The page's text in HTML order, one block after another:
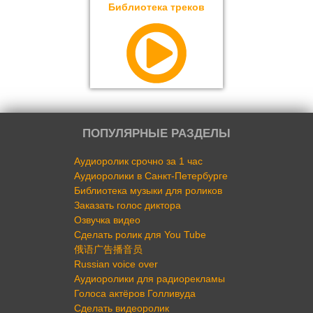
Библиотека треков
ПОПУЛЯРНЫЕ РАЗДЕЛЫ
Аудиоролик срочно за 1 час
Аудиоролики в Санкт-Петербурге
Библиотека музыки для роликов
Заказать голос диктора
Озвучка видео
Сделать ролик для You Tube
俄语广告播音员
Russian voice over
Аудиоролики для радиорекламы
Голоса актёров Голливуда
Сделать видеоролик